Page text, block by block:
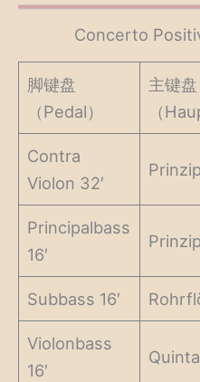
Concerto
脚键盘
（Pedal）
主键盘
（
Contra
Violon 32′
Principalbass
16′
Subbass 16′
Violonbass
16′